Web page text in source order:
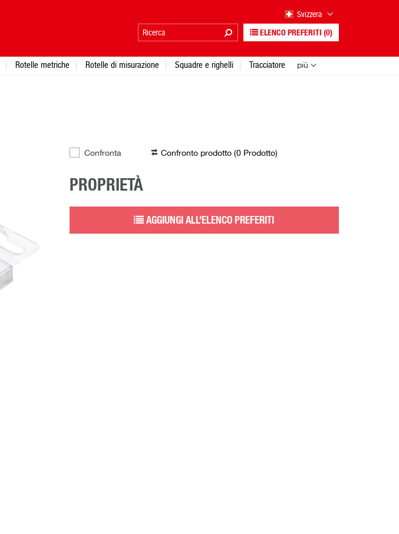
Confronta Confronto prodotto (0 Prodotto)
PROPRIETÀ
AGGIUNGI ALL'ELENCO PREFERITI
Svizzera
ELENCO PREFERITI (0)
Rotelle metriche Rotelle di misurazione Squadre e righelli Tracciatore più